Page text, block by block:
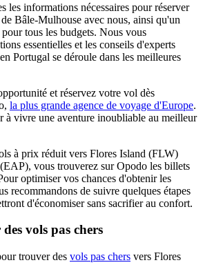
les informations nécessaires pour réserver
Bâle-Mulhouse avec nous, ainsi qu'un
tous les budgets. Nous vous
essentielles et les conseils d'experts
Portugal se déroule dans les meilleures
et réservez votre vol dès
la plus grande agence de voyage d'Europe.
à vivre une aventure inoubliable au meilleur
à prix réduit vers Flores Island (FLW)
vous trouverez sur Opodo les billets
optimiser vos chances d'obtenir les
recommandons de suivre quelques étapes
d'économiser sans sacrifier au confort.
vols pas chers
trouver des vols pas chers vers Flores